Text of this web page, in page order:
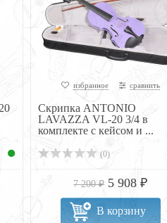
избранное сравнить
Скрипка ANTONIO
LAVAZZA VL-20 3/4 в
комплекте с кейсом и ...
(0)
7 200 ₽ 5 908 ₽
В корзину